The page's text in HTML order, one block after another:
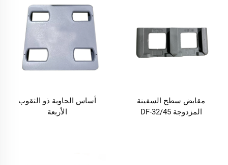
مقابض سطح السفينة
المزدوجة DF-32/45
أساس الحاوية ذو الثقوب
الأربعة